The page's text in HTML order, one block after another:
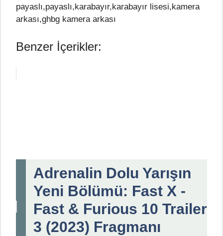
payaslı,payaslı,karabayır,karabayır lisesi,kamera
arkası,ghbg kamera arkası
Benzer İçerikler:
Adrenalin Dolu Yarışın
Yeni Bölümü: Fast X -
Fast & Furious 10 Trailer
3 (2023) Fragmanı